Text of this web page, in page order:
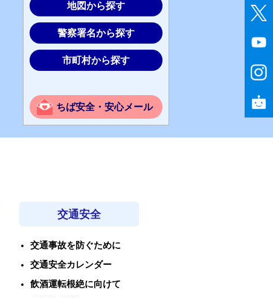
地図から探す
警察署名から探す
市町村から探す
ちば安全・安心メール
交通安全
交通事故を防ぐために
交通安全カレンダー
飲酒運転根絶に向けて